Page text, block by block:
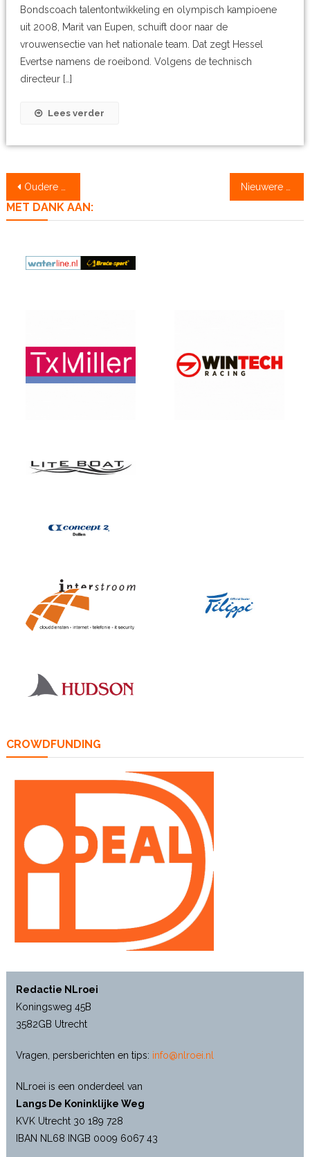
Bondscoach talentontwikkeling en olympisch kampioene
uit 2008, Marit van Eupen, schuift door naar de
vrouwensectie van het nationale team. Dat zegt Hessel
Evertse namens de roeibond. Volgens de technisch
directeur […]
Lees verder
Berichtennavigatie
Oudere berichten
MET DANK AAN:
CROWDFUNDING
Redactie NLroei
Koningsweg 45B
3582GB Utrecht
Vragen, persberichten en tips: info@nlroei.nl
NLroei is een onderdeel van
Langs De Koninklijke Weg
KVK Utrecht 30 189 728
IBAN NL68 INGB 0009 6067 43